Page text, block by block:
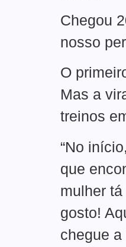
Chegou
nosso
O
Mas a
treinos
“No
que
mulher
gosto!
chegue a